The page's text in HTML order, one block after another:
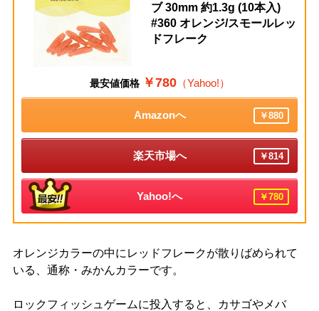
ブ 30mm 約1.3g (10本入)
#360 オレンジ/スモールレッ
ドフレーク
最安値価格 ￥780（Yahoo!）
Amazonへ ￥880
楽天市場へ ￥814
Yahoo!へ ￥780
オレンジカラーの中にレッドフレークが散りばめられて
いる、通称・みかんカラーです。
ロックフィッシュゲームに投入すると、カサゴやメバ